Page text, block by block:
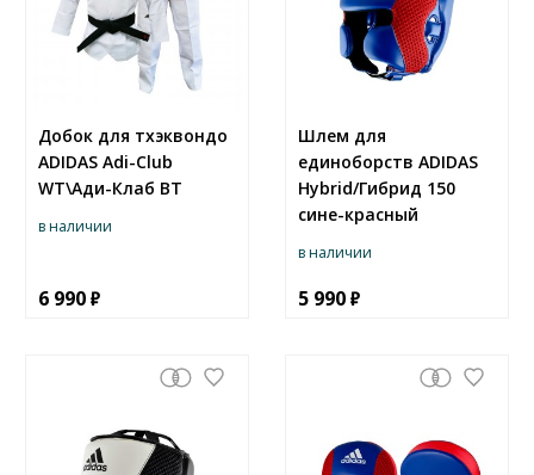
Добок для тхэквондо
ADIDAS Adi-Club
WT\Ади-Клаб ВТ
в наличии
6 990
Шлем для
единоборств ADIDAS
Hybrid/Гибрид 150
сине-красный
в наличии
5 990